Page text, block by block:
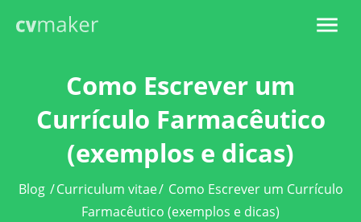
Como Escrever um
Currículo Farmacêutico
(exemplos e dicas)
Blog /Curriculum vitae/ Como Escrever um Currículo
Farmacêutico (exemplos e dicas)